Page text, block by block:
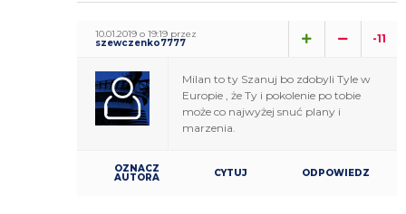
10.01.2019 o 19:19 przez
szewczenko7777 -11
Milan to ty Szanuj bo zdobyli Tyle w
Europie , że Ty i pokolenie po tobie
może co najwyżej snuć plany i
marzenia.
OZNACZ
AUTORA CYTUJ ODPOWIEDZ